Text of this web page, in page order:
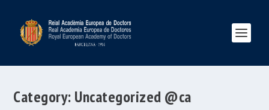
Category: Uncategorized @ca